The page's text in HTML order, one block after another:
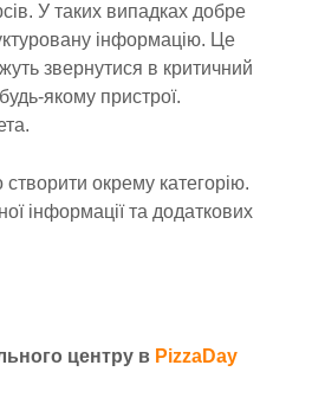
У таких випадках добре
інформацію. Це
звернутися в критичний
якому пристрої.
окрему категорію.
інформації та додаткових
центру в PizzaDay